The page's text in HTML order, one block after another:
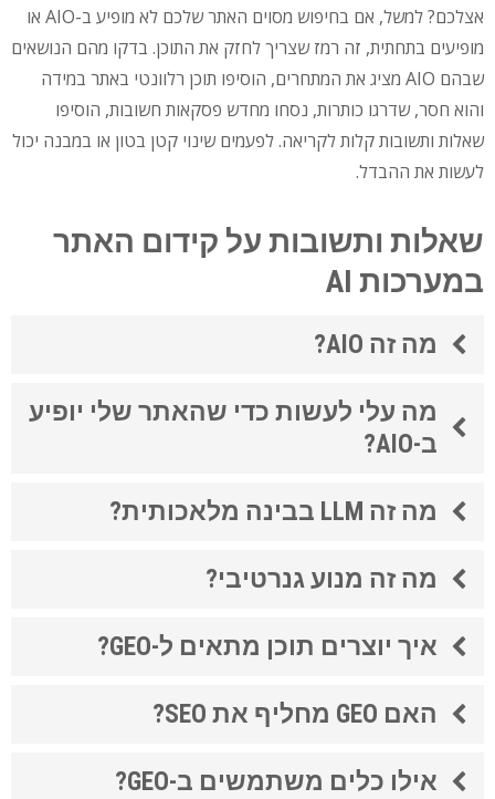
אצלכם? למשל, אם בחיפוש מסוים האתר שלכם לא מופיע ב-AIO או
מופיעים בתחתית, זה רמז שצריך לחזק את התוכן. בדקו מהם הנושאים
שבהם AIO מציג את המתחרים, הוסיפו תוכן רלוונטי באתר במידה
והוא חסר, שדרגו כותרות, נסחו מחדש פסקאות חשובות, הוסיפו
שאלות ותשובות קלות לקריאה. לפעמים שינוי קטן בטון או במבנה יכול
לעשות את ההבדל.
שאלות ותשובות על קידום האתר
במערכות AI
מה זה AIO?
מה עלי לעשות כדי שהאתר שלי יופיע
ב-AIO?
מה זה LLM בבינה מלאכותית?
מה זה מנוע גנרטיבי?
איך יוצרים תוכן מתאים ל-GEO?
האם GEO מחליף את SEO?
אילו כלים משתמשים ב-GEO?